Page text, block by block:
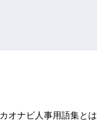
カオナビ人事用語集とは